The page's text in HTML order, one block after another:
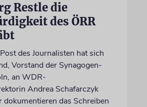
Restle die
des ÖRR
des Journalisten hat sich
Vorstand der Synagogen-
an WDR-
Andrea Schafarczyk
das Schreiben